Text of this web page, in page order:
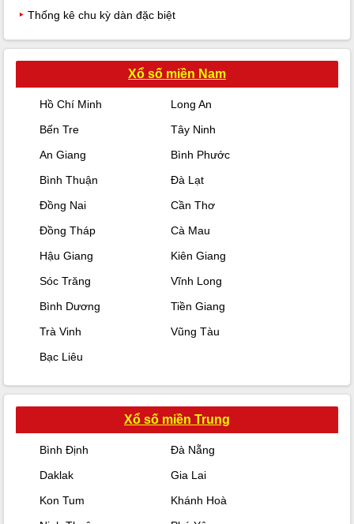
Thống kê chu kỳ dàn đặc biệt
Xổ số miền Nam
Hồ Chí Minh
Long An
Bến Tre
Tây Ninh
An Giang
Bình Phước
Bình Thuận
Đà Lạt
Đồng Nai
Cần Thơ
Đồng Tháp
Cà Mau
Hậu Giang
Kiên Giang
Sóc Trăng
Vĩnh Long
Bình Dương
Tiền Giang
Trà Vinh
Vũng Tàu
Bạc Liêu
Xổ số miền Trung
Bình Định
Đà Nẵng
Daklak
Gia Lai
Kon Tum
Khánh Hoà